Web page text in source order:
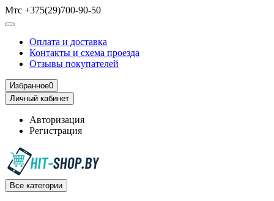
Мтс +375(29)700-90-50
Оплата и доставка
Контакты и схема проезда
Отзывы покупателей
Избранное0
Личный кабинет
Авторизация
Регистрация
Все категории